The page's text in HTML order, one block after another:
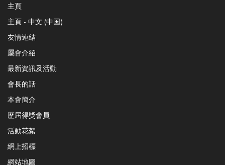
主頁
主頁 - 中文 (中国)
友情連結
屬會介紹
最新資訊及活動
會長的話
本會簡介
歷屆得獎會員
活動花絮
網上招標
網站地圖